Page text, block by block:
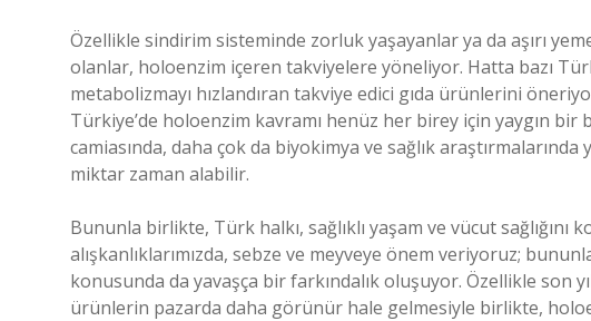
Özellikle sindirim sisteminde zorluk yaşayanlar ya da aşırı
olanlar, holoenzim içeren takviyelere yöneliyor. Hatta bazı
metabolizmayı hızlandıran takviye edici gıda ürünlerini
Türkiye’de holoenzim kavramı henüz her birey için yaygın
camiasında, daha çok da biyokimya ve sağlık
miktar zaman alabilir.
Bununla birlikte, Türk halkı, sağlıklı yaşam ve vücut
alışkanlıklarımızda, sebze ve meyveye önem veriyoruz;
konusunda da yavaşça bir farkındalık oluşuyor. Özellikle son
ürünlerin pazarda daha görünür hale gelmesiyle birlikte,